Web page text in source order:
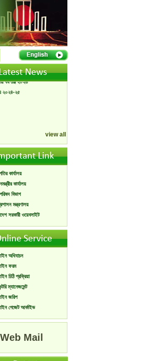
of
Press
Charter of
Government
বর্ষপঞ্জি ২০২৬
২০২৪-২৫
view all
কার্যালয়
কার্যালয়
বিভাগ
মন্ত্রণালয়
সরকারী ওয়েবসাইট
অধিযাচন
ফরম
চিঠি প্রক্রিয়া
ম্যানেজমেন্ট
জরিপ
গেজেট আর্কাইভ
Web Mail